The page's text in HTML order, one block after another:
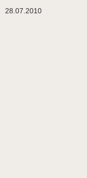
28.07.2010